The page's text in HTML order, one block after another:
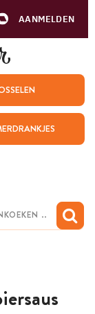
AANMELDEN